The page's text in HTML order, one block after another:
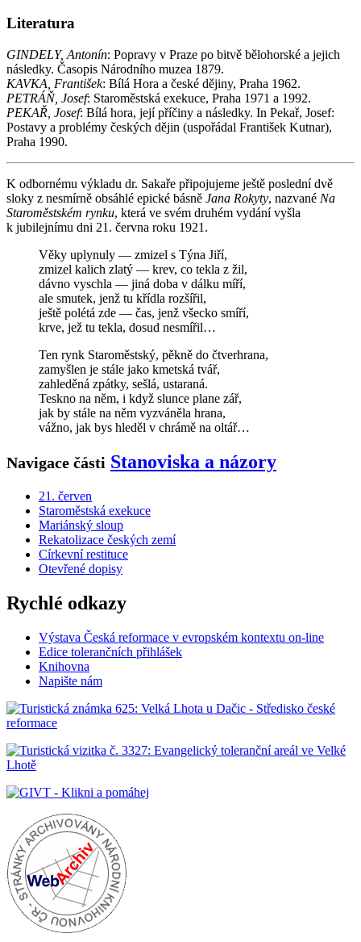
Literatura
GINDELY, Antonín: Popravy v Praze po bitvě bělohorské a jejich
následky. Časopis Národního muzea 1879.
KAVKA, František: Bílá Hora a české dějiny, Praha 1962.
PETRÁŇ, Josef: Staroměstská exekuce, Praha 1971 a 1992.
PEKAŘ, Josef: Bílá hora, její příčiny a následky. In Pekař, Josef:
Postavy a problémy českých dějin (uspořádal František Kutnar),
Praha 1990.
K odbornému výkladu dr. Sakaře připojujeme ještě poslední dvě
sloky z nesmírně obsáhlé epické básně Jana Rokyty, nazvané Na
Staroměstském rynku, která ve svém druhém vydání vyšla
k jubilejnímu dni 21. června roku 1921.
Věky uplynuly — zmizel s Týna Jiří,
zmizel kalich zlatý — krev, co tekla z žil,
dávno vyschla — jiná doba v dálku míří,
ale smutek, jenž tu křídla rozšířil,
ještě polétá zde — čas, jenž všecko smíří,
krve, jež tu tekla, dosud nesmířil…
Ten rynk Staroměstský, pěkně do čtverhrana,
zamyšlen je stále jako kmetská tvář,
zahleděná zpátky, sešlá, ustaraná.
Teskno na něm, i když slunce plane zář,
jak by stále na něm vyzváněla hrana,
vážno, jak bys hleděl v chrámě na oltář…
Navigace části Stanoviska a názory
21. červen
Staroměstská exekuce
Mariánský sloup
Rekatolizace českých zemí
Církevní restituce
Otevřené dopisy
Rychlé odkazy
Výstava Česká reformace v evropském kontextu on-line
Edice tolerančních přihlášek
Knihovna
Napište nám